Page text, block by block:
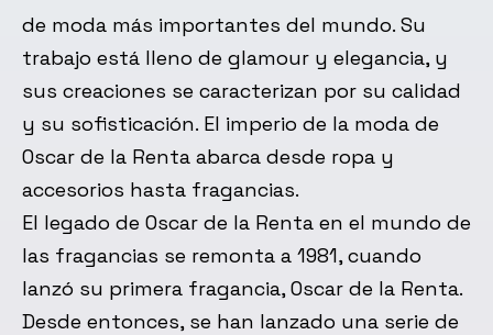
de moda más importantes del mundo. Su
trabajo está lleno de glamour y elegancia, y
sus creaciones se caracterizan por su calidad
y su sofisticación. El imperio de la moda de
Oscar de la Renta abarca desde ropa y
accesorios hasta fragancias.
El legado de Oscar de la Renta en el mundo de
las fragancias se remonta a 1981, cuando
lanzó su primera fragancia, Oscar de la Renta.
Desde entonces, se han lanzado una serie de